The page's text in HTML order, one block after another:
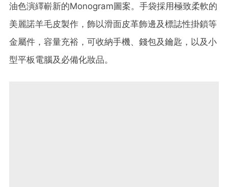
油色演繹嶄新的Monogram圖案。手袋採用極致柔軟的
美麗諾羊毛皮製作，飾以滑面皮革飾邊及標誌性掛鎖等
金屬件，容量充裕，可收納手機、錢包及鑰匙，以及小
型平板電腦及必備化妝品。